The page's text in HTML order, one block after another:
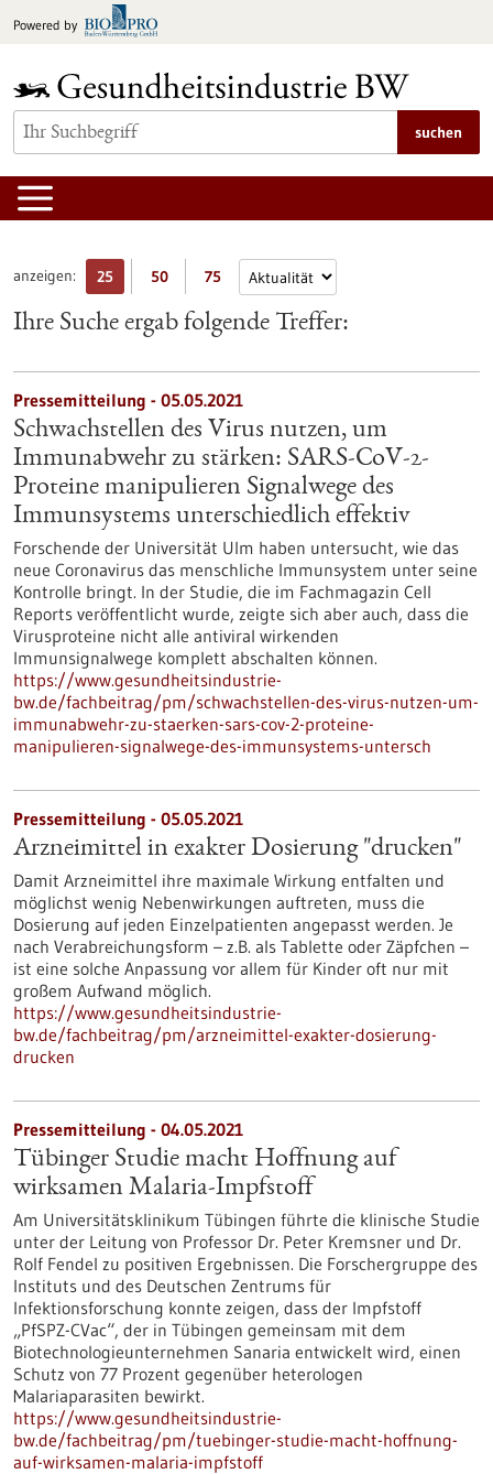
Inhalt
Powered by
suchen
anzeigen: 25 50 75
Ihre Suche ergab folgende Treffer:
Pressemitteilung - 05.05.2021
Schwachstellen des Virus nutzen, um
Immunabwehr zu stärken: SARS-CoV-2-
Proteine manipulieren Signalwege des
Immunsystems unterschiedlich effektiv
Forschende der Universität Ulm haben untersucht, wie das
neue Coronavirus das menschliche Immunsystem unter seine
Kontrolle bringt. In der Studie, die im Fachmagazin Cell
Reports veröffentlicht wurde, zeigte sich aber auch, dass die
Virusproteine nicht alle antiviral wirkenden
Immunsignalwege komplett abschalten können.
https://www.gesundheitsindustrie-
bw.de/fachbeitrag/pm/schwachstellen-des-virus-nutzen-um-
immunabwehr-zu-staerken-sars-cov-2-proteine-
manipulieren-signalwege-des-immunsystems-untersch
Pressemitteilung - 05.05.2021
Arzneimittel in exakter Dosierung "drucken"
Damit Arzneimittel ihre maximale Wirkung entfalten und
möglichst wenig Nebenwirkungen auftreten, muss die
Dosierung auf jeden Einzelpatienten angepasst werden. Je
nach Verabreichungsform – z.B. als Tablette oder Zäpfchen –
ist eine solche Anpassung vor allem für Kinder oft nur mit
großem Aufwand möglich.
https://www.gesundheitsindustrie-
bw.de/fachbeitrag/pm/arzneimittel-exakter-dosierung-
drucken
Pressemitteilung - 04.05.2021
Tübinger Studie macht Hoffnung auf
wirksamen Malaria-Impfstoff
Am Universitätsklinikum Tübingen führte die klinische Studie
unter der Leitung von Professor Dr. Peter Kremsner und Dr.
Rolf Fendel zu positiven Ergebnissen. Die Forschergruppe des
Instituts und des Deutschen Zentrums für
Infektionsforschung konnte zeigen, dass der Impfstoff
„PfSPZ-CVac“, der in Tübingen gemeinsam mit dem
Biotechnologieunternehmen Sanaria entwickelt wird, einen
Schutz von 77 Prozent gegenüber heterologen
Malariaparasiten bewirkt.
https://www.gesundheitsindustrie-
bw.de/fachbeitrag/pm/tuebinger-studie-macht-hoffnung-
auf-wirksamen-malaria-impfstoff